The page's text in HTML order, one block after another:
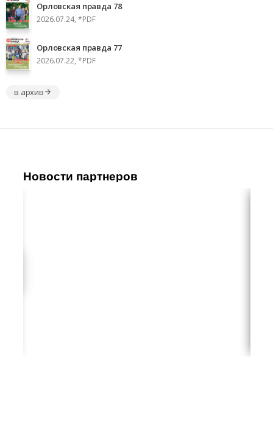
Орловская правда 78
2026.07.24, *PDF
Орловская правда 77
2026.07.22, *PDF
в архив
Новости партнеров